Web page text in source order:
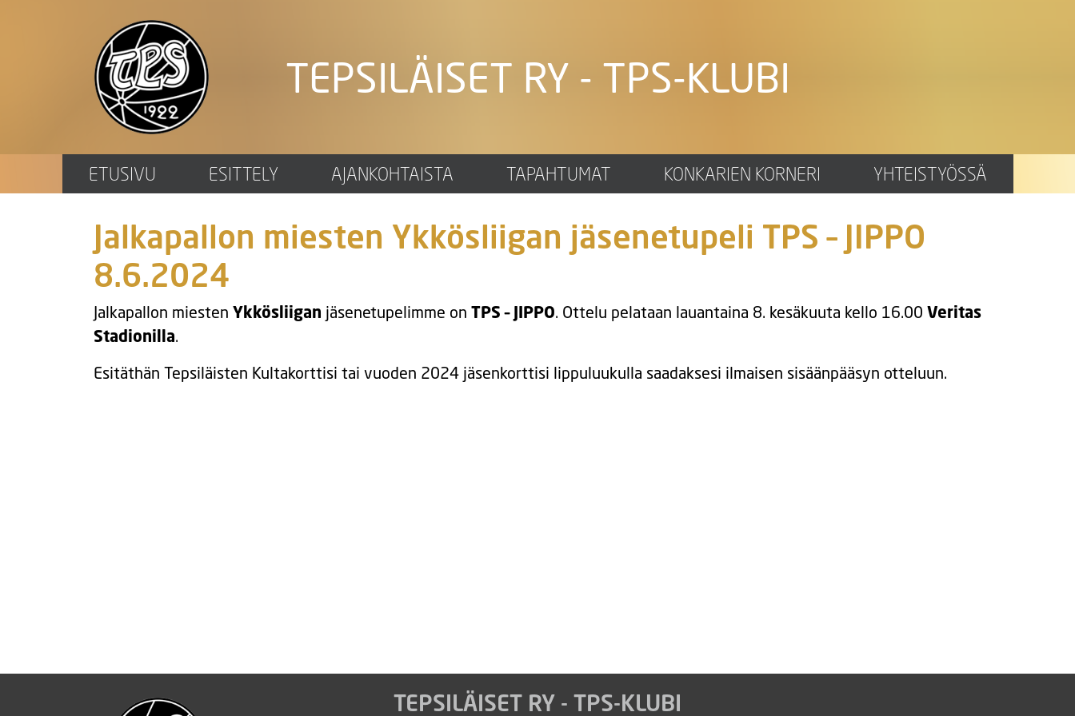
TEPSILÄISET RY - TPS-KLUBI
ETUSIVU ESITTELY AJANKOHTAISTA TAPAHTUMAT KONKARIEN KORNERI YHTEISTYÖSSÄ
Jalkapallon miesten Ykkösliigan jäsenetupeli TPS – JIPPO
8.6.2024
Jalkapallon miesten Ykkösliigan jäsenetupelimme on TPS – JIPPO. Ottelu pelataan lauantaina 8. kesäkuuta kello 16.00 Veritas
Stadionilla.
Esitäthän Tepsiläisten Kultakorttisi tai vuoden 2024 jäsenkorttisi lippuluukulla saadaksesi ilmaisen sisäänpääsyn otteluun.
TEPSILÄISET RY - TPS-KLUBI